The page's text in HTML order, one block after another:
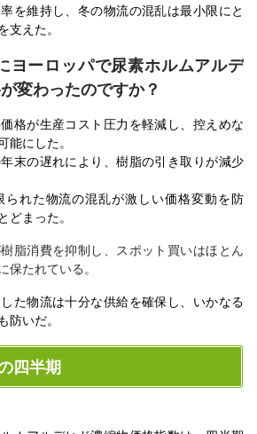
を維持し、冬の物流の混乱は最小限にと
支えた。
ヨーロッパで尿素ホルムアルデ
変わったのですか？
格が生産コスト圧力を軽減し、控えめな
能にした。
末の遅れにより、樹脂の引き取りが減少
られた物流の混乱が激しい価格変動を防
どまった。
脂消費を抑制し、スポット買いはほとん
保たれている。
た物流は十分な供給を確保し、いかなる
防いだ。
四半期